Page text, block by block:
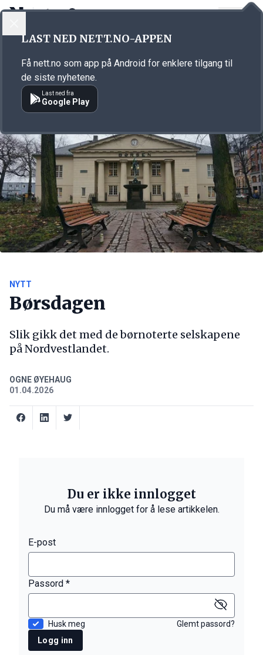
Annonsørinnhold
NYTT
Børsdagen
Slik gikk det med de børnoterte selskapene
på Nordvestlandet.
OGNE ØYEHAUG
01.04.2026
Du er ikke innlogget
Du må være innlogget for å lese artikkelen.
E-post
Passord *
Husk meg
Glemt passord?
Logg inn
LAST NED NETT.NO-APPEN
Få nett.no som app på Android for enklere tilgang til
de siste nyhetene.
Last ned fra
Google Play